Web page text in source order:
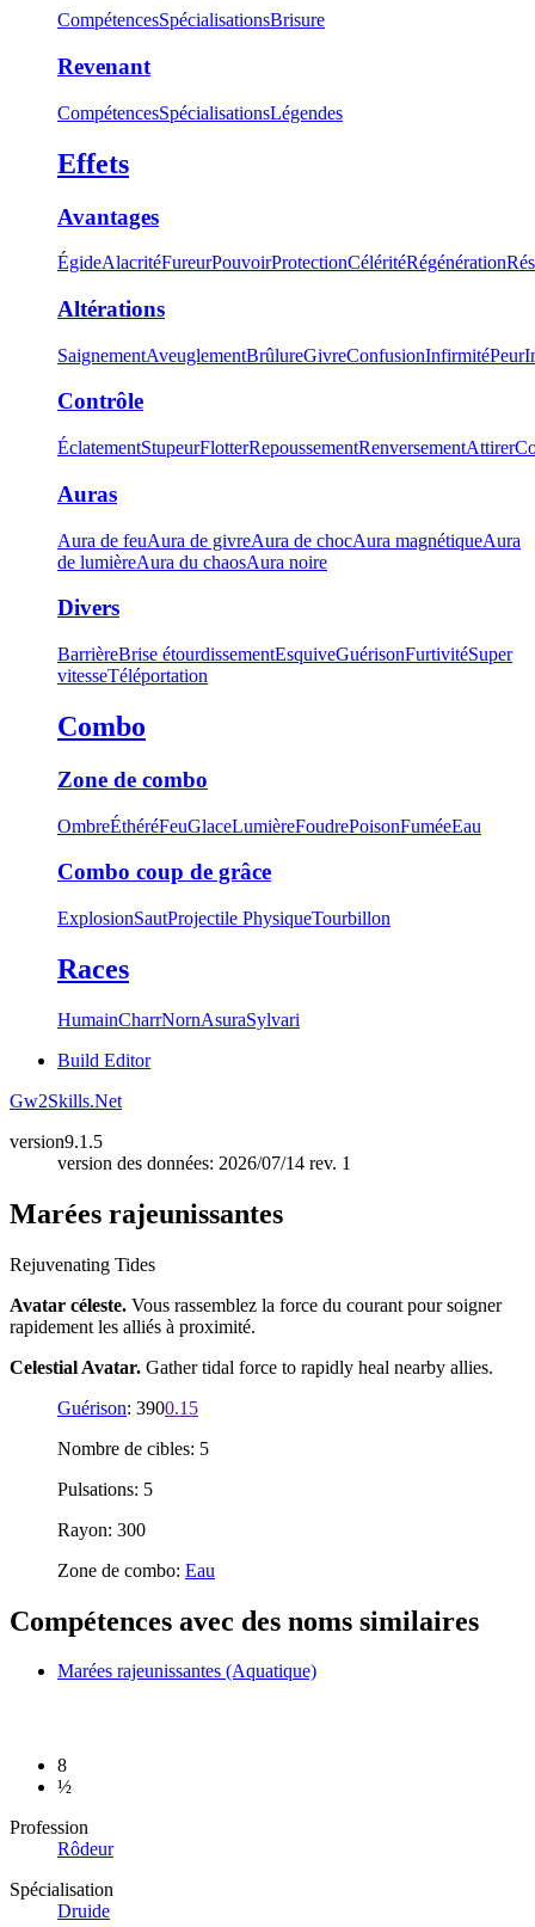
CompétencesSpécialisationsBrisure
Revenant
CompétencesSpécialisationsLégendes
Effets
Avantages
ÉgideAlacritéFureurPouvoirProtectionCéléritéRégénération
Altérations
SaignementAveuglementBrûlureGivreConfusionInfirmitéPeur
Contrôle
ÉclatementStupeurFlotterRepoussementRenversementAttirer
Auras
Aura de feuAura de givreAura de chocAura magnétiqueAura
de lumièreAura du chaosAura noire
Divers
BarrièreBrise étourdissementEsquiveGuérisonFurtivitéSuper
vitesseTéléportation
Combo
Zone de combo
OmbreÉthéréFeuGlaceLumièreFoudrePoisonFuméeEau
Combo coup de grâce
ExplosionSautProjectile PhysiqueTourbillon
Races
HumainCharrNornAsuraSylvari
Build Editor
Gw2Skills.Net
version9.1.5
version des données: 2026/07/14 rev. 1
Marées rajeunissantes
Rejuvenating Tides
Avatar céleste. Vous rassemblez la force du courant pour soigner
rapidement les alliés à proximité.
Celestial Avatar. Gather tidal force to rapidly heal nearby allies.
Guérison: 3900.15
Nombre de cibles: 5
Pulsations: 5
Rayon: 300
Zone de combo: Eau
Compétences avec des noms similaires
Marées rajeunissantes (Aquatique)
8
½
Profession
Rôdeur
Spécialisation
Druide